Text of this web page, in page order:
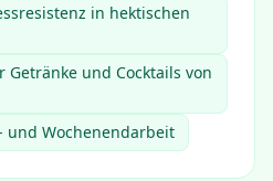
in hektischen
und Cocktails von
und Wochenendarbeit